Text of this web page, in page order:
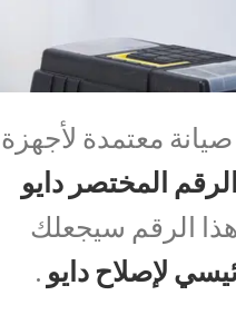
معتمدة لأجهزة
الرقم المختصر دايو
لان هذا الرقم سيجعلك
لإصلاح دايو .